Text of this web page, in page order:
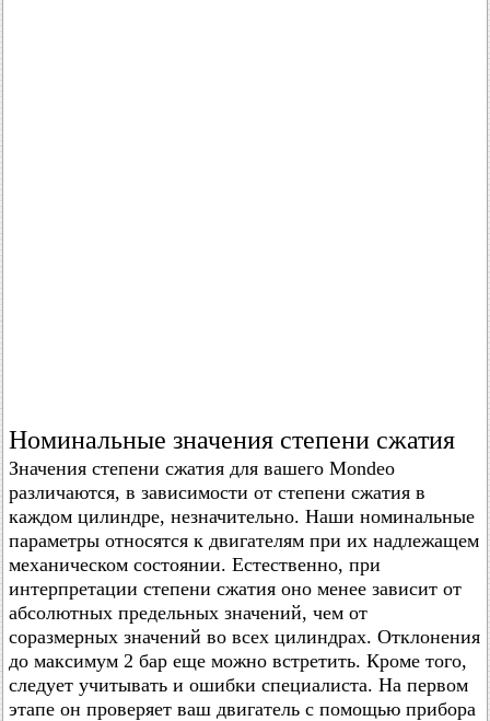
Номинальные значения степени сжатия
Значения степени сжатия для вашего Mondeo
различаются, в зависимости от степени сжатия в
каждом цилиндре, незначительно. Наши номинальные
параметры относятся к двигателям при их надлежащем
механическом состоянии. Естественно, при
интерпретации степени сжатия оно менее зависит от
абсолютных предельных значений, чем от
соразмерных значений во всех цилиндрах. Отклонения
до максимум 2 бар еще можно встретить. Кроме того,
следует учитывать и ошибки специалиста. На первом
этапе он проверяет ваш двигатель с помощью прибора